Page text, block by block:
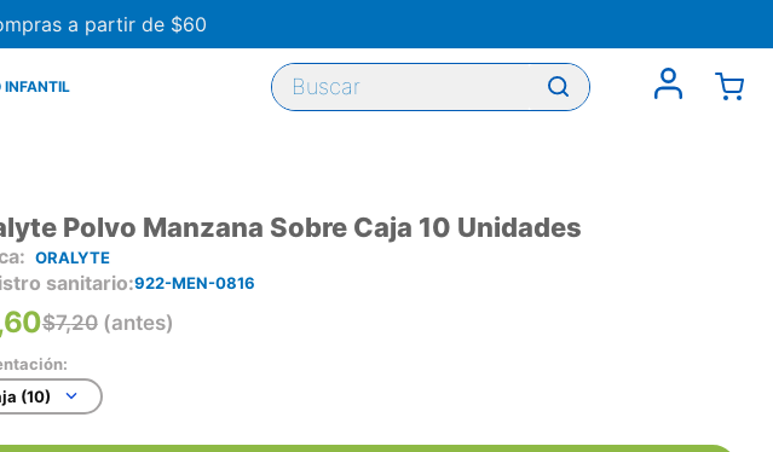
a partir de $60
INFANTIL
Buscar
Polvo Manzana Sobre Caja 10 Unidades
ORALYTE
sanitario 922-MEN-0816
$7,20 (antes)
60
(10)